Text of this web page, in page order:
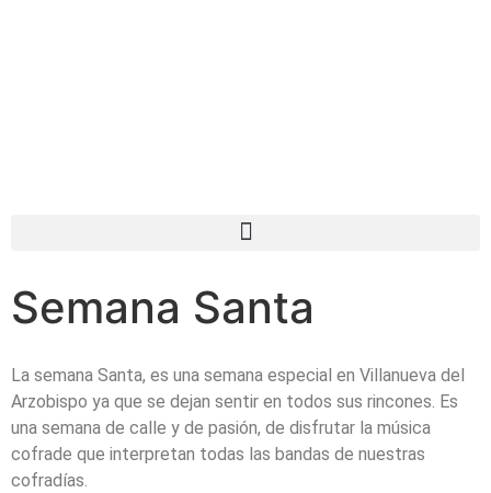
Semana Santa
La semana Santa, es una semana especial en Villanueva del
Arzobispo ya que se dejan sentir en todos sus rincones. Es
una semana de calle y de pasión, de disfrutar la música
cofrade que interpretan todas las bandas de nuestras
cofradías.